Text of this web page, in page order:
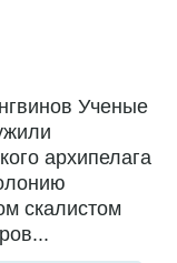
Ученые
архипелага
скалистом